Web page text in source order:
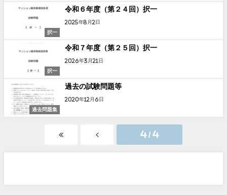
択一
令和６年度（第２４回）択一
2025年8月2日
択一
令和７年度（第２５回）択一
2026年3月21日
過去問題集
過去の試験問題等
2020年12月6日
4 / 4